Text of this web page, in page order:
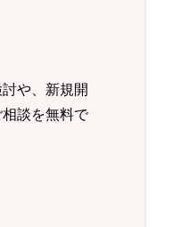
や、新規開
談を無料で